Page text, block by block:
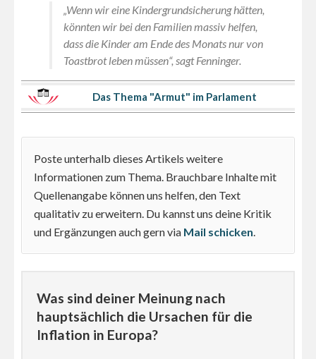
„Wenn wir eine Kindergrundsicherung hätten,
könnten wir bei den Familien massiv helfen,
dass die Kinder am Ende des Monats nur von
Toastbrot leben müssen“, sagt Fenninger.
Das Thema "Armut" im Parlament
Poste unterhalb dieses Artikels weitere
Informationen zum Thema. Brauchbare Inhalte mit
Quellenangabe können uns helfen, den Text
qualitativ zu erweitern. Du kannst uns deine Kritik
und Ergänzungen auch gern via Mail schicken
Was sind deiner Meinung nach
hauptsächlich die Ursachen für die
Inflation in Europa?